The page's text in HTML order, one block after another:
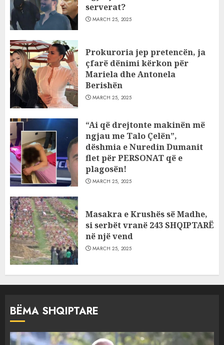
serverat?
MARCH 25, 2025
Prokuroria jep pretencën, ja
çfarë dënimi kërkon për
Mariela dhe Antonela
Berishën
MARCH 25, 2025
“Ai që drejtonte makinën më
ngjau me Talo Çelën”,
dëshmia e Nuredin Dumanit
flet për PERSONAT që e
plagosën!
MARCH 25, 2025
Masakra e Krushës së Madhe,
si serbët vranë 243 SHQIPTARË
në një vend
MARCH 25, 2025
BËMA SHQIPTARE